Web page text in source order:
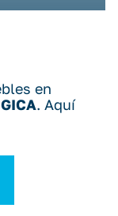
en
GICA. Aquí